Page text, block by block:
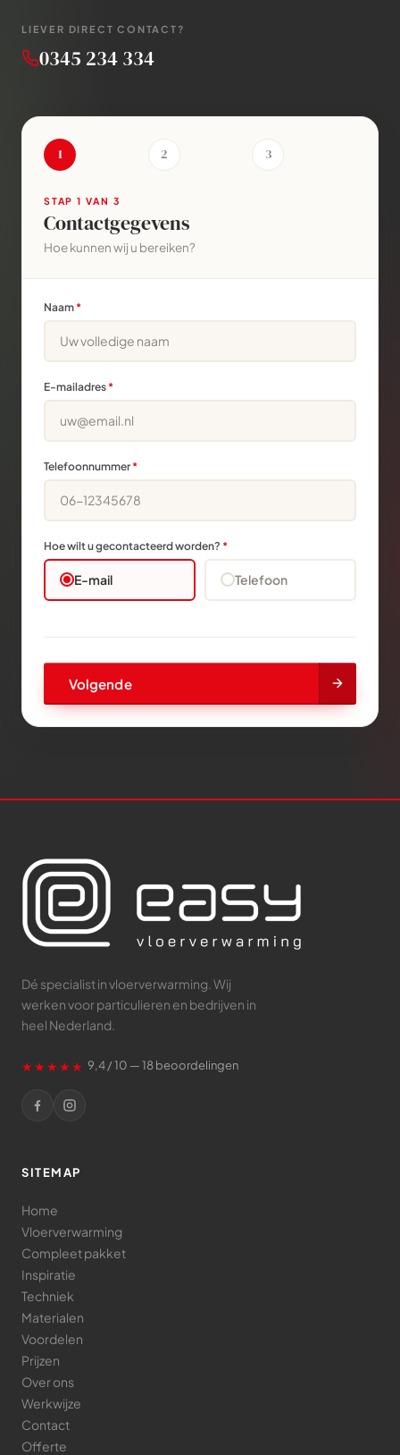
LIEVER DIRECT CONTACT?
0345 234 334
1 2 3
STAP 1 VAN 3
Contactgegevens
Hoe kunnen wij u bereiken?
Naam *
E-mailadres *
Telefoonnummer*
Hoe wilt u gecontacteerd worden? *
E-mail Telefoon
Volgende
Dé specialist in vloerverwarming. Wij
werken voor particulieren en bedrijven in
heel Nederland.
★★★★★ 9,4 / 10 — 18 beoordelingen
SITEMAP
Home
Vloerverwarming
Compleet pakket
Inspiratie
Techniek
Materialen
Voordelen
Prijzen
Over ons
Werkwijze
Contact
Offerte